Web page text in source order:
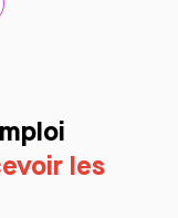
les